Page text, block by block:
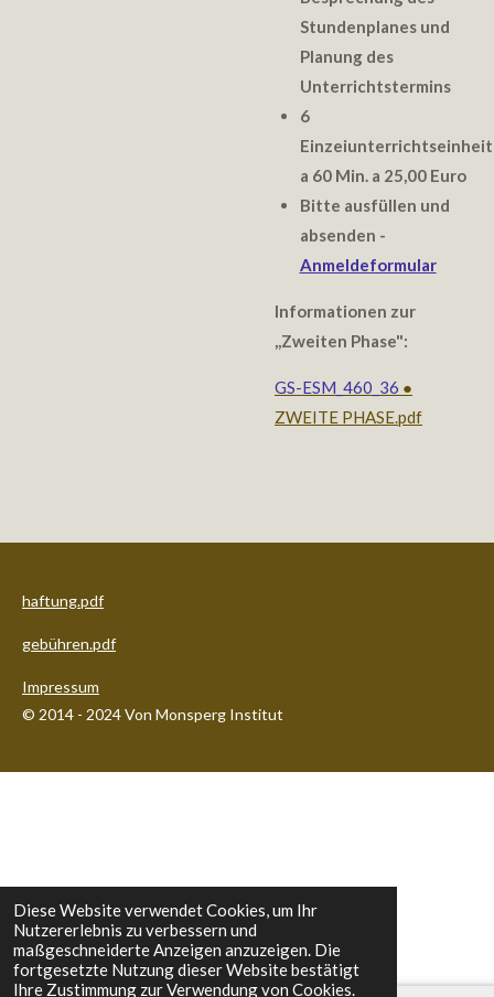
Diese Website verwendet Cookies, um Ihr
Nutzererlebnis zu verbessern und
maßgeschneiderte Anzeigen anzuzeigen. Die
fortgesetzte Nutzung dieser Website bestätigt
Ihre Zustimmung zur Verwendung von Cookies.
Stundenplanes und
Planung des
Unterrichtstermins
6
a 60 Min. a 25,00 Euro
Bitte ausfüllen und
absenden -
Anmeldeformular
Informationen zur
,,Zweiten Phase":
GS-ESM_460_36 ●
ZWEITE PHASE.pdf
haftung.pdf
gebühren.pdf
Impressum
© 2014 - 2024 Von Monsperg Institut